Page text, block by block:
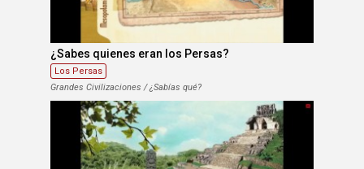
¿Sabes quienes eran los Persas?
Los Persas
Grandes Civilizaciones / ¿Sabías qué?